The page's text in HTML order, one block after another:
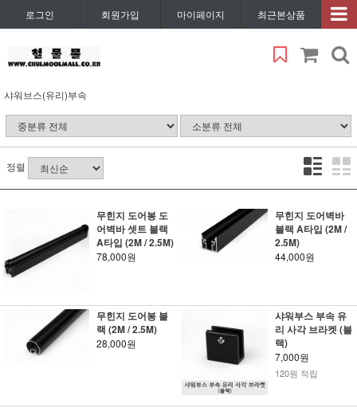
로그인 회원가입 마이페이지 최근본상품
샤워브스(유리)부속
정렬
무힌지 도어봉 도
어벽바 셋트 블랙
A타입 (2M / 2.5M)
78,000원
무힌지 도어벽바
블랙 A타입 (2M /
2.5M)
44,000원
무힌지 도어봉 블
랙 (2M / 2.5M)
28,000원
샤워부스 부속 유
리 사각 브라켓 (블
랙)
7,000원
120원 적립